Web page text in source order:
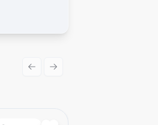
Previous slide
Next slide